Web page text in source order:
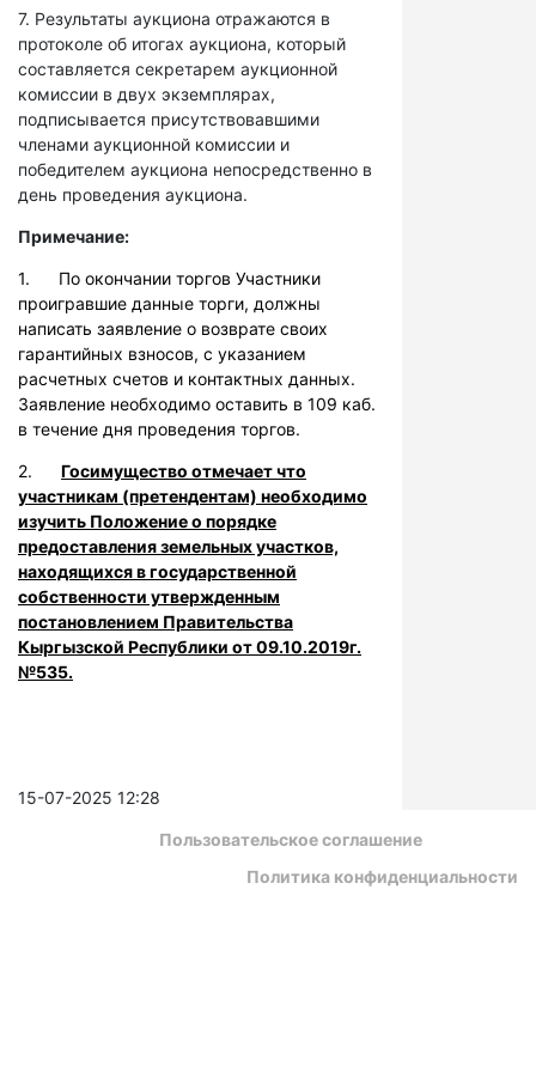
7. Результаты аукциона отражаются в
протоколе об итогах аукциона, который
составляется секретарем аукционной
комиссии в двух экземплярах,
подписывается присутствовавшими
членами аукционной комиссии и
победителем аукциона непосредственно в
день проведения аукциона.
Примечание:
1. По окончании торгов Участники
проигравшие данные торги, должны
написать заявление о возврате своих
гарантийных взносов, с указанием
расчетных счетов и контактных данных.
Заявление необходимо оставить в 109 каб.
в течение дня проведения торгов.
2. Госимущество отмечает что
участникам (претендентам) необходимо
изучить Положение о порядке
предоставления земельных участков,
находящихся в государственной
собственности утвержденным
постановлением Правительства
Кыргызской Республики от 09.10.2019г.
№535.
15-07-2025 12:28
Пользовательское соглашение
Политика конфиденциальности